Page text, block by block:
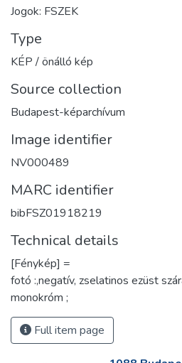
Jogok: FSZEK
Type
KÉP / önálló kép
Source collection
Budapest-képarchívum
Image identifier
NV000489
MARC identifier
bibFSZ01918219
Technical details
[Fénykép] =
fotó :,negatív, zselatinos ezüst
monokróm ;
Full item page